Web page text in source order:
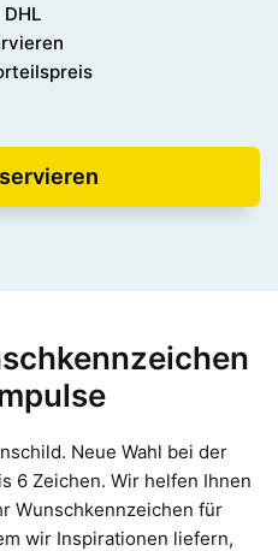
Neue Wahl bei der
6 Zeichen. Wir helfen Ihnen
Wunschkennzeichen für
wir Inspirationen liefern,